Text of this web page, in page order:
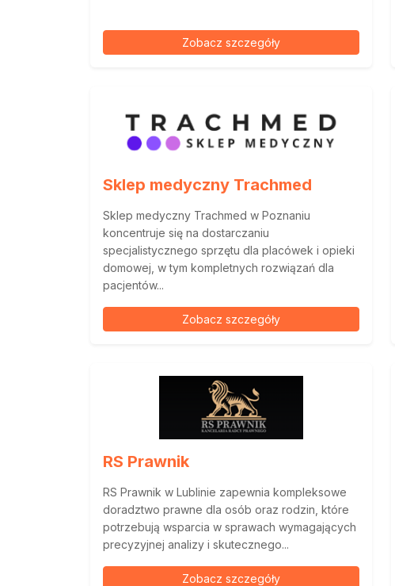
Zobacz szczegóły
Sklep medyczny Trachmed
Sklep medyczny Trachmed w Poznaniu
koncentruje się na dostarczaniu
specjalistycznego sprzętu dla placówek i opieki
domowej, w tym kompletnych rozwiązań dla
pacjentów...
Zobacz szczegóły
RS Prawnik
RS Prawnik w Lublinie zapewnia kompleksowe
doradztwo prawne dla osób oraz rodzin, które
potrzebują wsparcia w sprawach wymagających
precyzyjnej analizy i skutecznego...
Zobacz szczegóły